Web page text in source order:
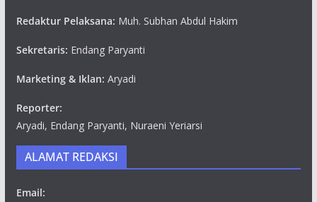
Redaktur Pelaksana: Muh. Subhan Abdul Hakim
Sekretaris: Endang Paryanti
Marketing & Iklan: Aryadi
Reporter:
Aryadi, Endang Paryanti, Nuraeni Yeriarsi
ALAMAT REDAKSI
Email: